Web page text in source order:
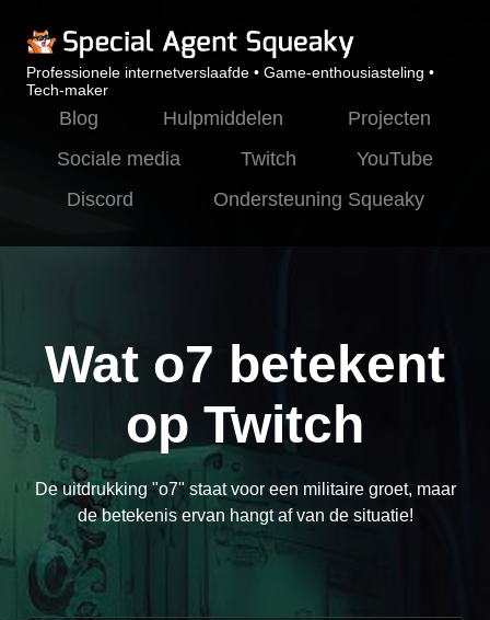
Professionele internetverslaafde • Game-enthousiasteling •
Tech-maker
Blog Hulpmiddelen
Projecten
Sociale media
Twitch
YouTube
Discord
Ondersteuning Squeaky
Wat o7 betekent
op Twitch
De uitdrukking "o7" staat voor een militaire groet, maar
de betekenis ervan hangt af van de situatie!